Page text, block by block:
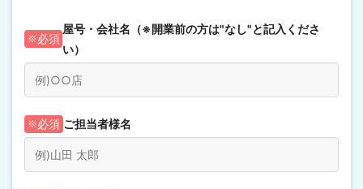
必須
屋号・会社名（※開業前の方は"なし"と記入くださ
い）
必須 ご担当者様名